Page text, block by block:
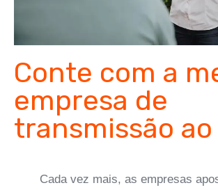
Conte com a
empresa de
transmissão ao
Cada vez mais, as empresas